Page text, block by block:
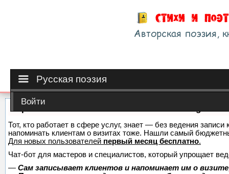
Русская поэзия
Войти
Тот, кто работает в сфере услуг, знает — без ведения
напоминать клиентам о визитах тоже. Нашли самый
Для новых пользователей первый месяц бесплатно.
Чат-бот для мастеров и специалистов, который упрощает
— Сам записывает клиентов и напоминает им о